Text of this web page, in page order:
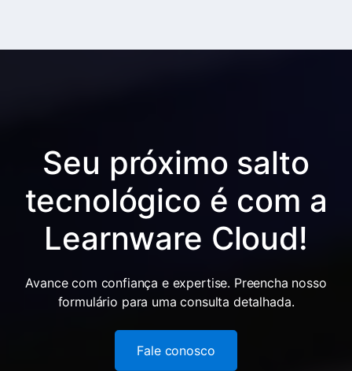
Seu próximo salto
tecnológico é com a
Learnware Cloud!
Avance com confiança e expertise. Preencha nosso
formulário para uma consulta detalhada.
Fale conosco